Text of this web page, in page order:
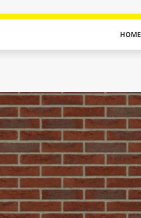
HOME